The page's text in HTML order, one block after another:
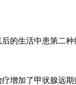
的生活中患第二种
增加了甲状腺远期